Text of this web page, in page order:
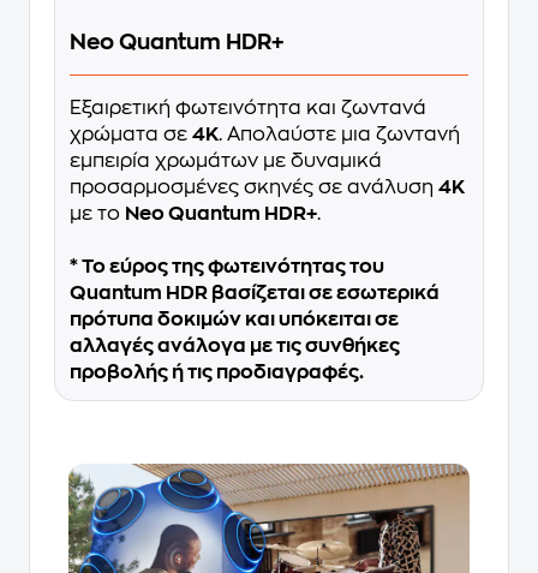
Neo Quantum HDR+
Εξαιρετική φωτεινότητα και ζωντανά
χρώματα σε 4K. Απολαύστε μια ζωντανή
εμπειρία χρωμάτων με δυναμικά
προσαρμοσμένες σκηνές σε ανάλυση 4K
με το Neo Quantum HDR+.
* Το εύρος της φωτεινότητας του
Quantum HDR βασίζεται σε εσωτερικά
πρότυπα δοκιμών και υπόκειται σε
αλλαγές ανάλογα με τις συνθήκες
προβολής ή τις προδιαγραφές.